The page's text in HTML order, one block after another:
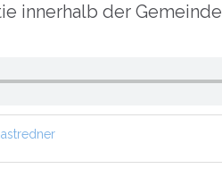
innerhalb der Gemeinde